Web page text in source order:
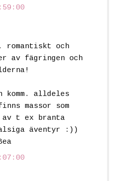
romantiskt och
fägringen och
komm. alldeles
massor som
t ex branta
äventyr :))